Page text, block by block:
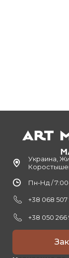
Украина,
Пн-Нд /
+38 068 507
+38 050 266